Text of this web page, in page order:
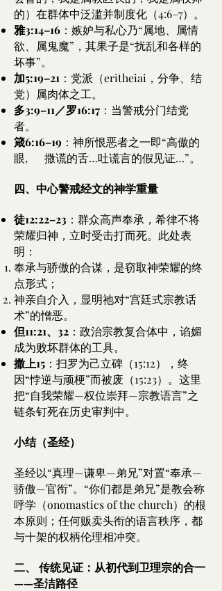
的）在群体中泛滥并制度化（4:6–7）。
雅3:14–16 ：嫉妒与私心乃“属地、属情
欲、属鬼魔”，其果子是“扰乱和各样的
坏事”。
加5:19–21 ：党派（eritheiai，分争、结
党）属肉体之工。
多3:9–11／罗16:17 ：当警戒分门结党
者。
箴6:16–19 ：神所恨恶者之一即“高傲的
眼, 撒谎的舌…吐谎言的假见证…”。
四、中心警戒经文的神学重量
徒12:22–23 ：群众高声奉承，希律不将
荣耀归神，立时受击打而死。此处表
明：
奉承与骄傲的合谋，是窃取神荣耀的终
点形式；
神亲自介入，显明祂对“宫廷式宗教话
术”的憎恶。
但11:21、32 ：政治宗教复合体中，谄媚
成为败坏群体的工具。
撒上15 ：扫罗为己立碑（15:12），终
因“悖逆与顽梗”而被废（15:23）。这里
把“自我荣耀—权位崇拜—宗教语言”之
链条钉死在历史审判中。
小结（圣经）
圣经以“真理—谦卑—弟兄”对置“奉承—
骄傲—官衔”。“你们都是弟兄”是教会称
呼学（onomastics of the church）的根
本原则；任何贩卖头衔的语言秩序，都
与十架的权柄伦理相冲突。
二、 传统见证：从初代到卫理宗的合一
——圣洁路径